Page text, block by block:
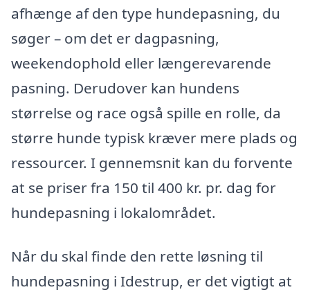
afhænge af den type hundepasning, du
søger – om det er dagpasning,
weekendophold eller længerevarende
pasning. Derudover kan hundens
størrelse og race også spille en rolle, da
større hunde typisk kræver mere plads og
ressourcer. I gennemsnit kan du forvente
at se priser fra 150 til 400 kr. pr. dag for
hundepasning i lokalområdet.
Når du skal finde den rette løsning til
hundepasning i Idestrup, er det vigtigt at